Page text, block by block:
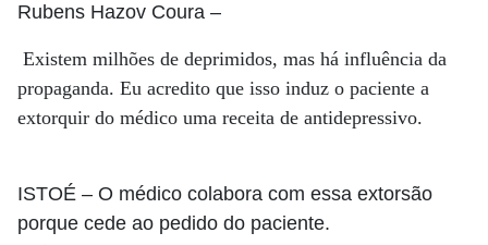
Rubens Hazov Coura –
Existem milhões de deprimidos, mas há influência da
propaganda. Eu acredito que isso induz o paciente a
extorquir do médico uma receita de antidepressivo.
ISTOÉ – O médico colabora com essa extorsão
porque cede ao pedido do paciente.